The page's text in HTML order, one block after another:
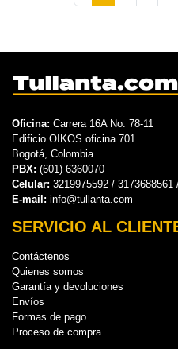
Oficina: Carrera 16A No. 78-11
Edificio OIKOS oficina 701
Bogotá, Colombia.
PBX: (601) 6360070
Celular: 3219975592 /
E-mail: info@tullanta.com
SERVICIO AL
Contáctenos
Quienes somos
Garantía y devoluciones
Envíos
Formas de pago
Proceso de compra